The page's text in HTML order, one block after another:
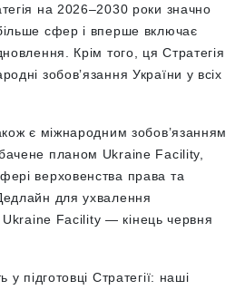
на 2026–2030 роки значно
сфер і вперше включає
Крім того, ця Стратегія
зобовʼязання України у всіх
є міжнародним зобов’язанням
планом Ukraine Facility,
верховенства права та
для ухвалення
Ukraine Facility — кінець червня
підготовці Стратегії: наші